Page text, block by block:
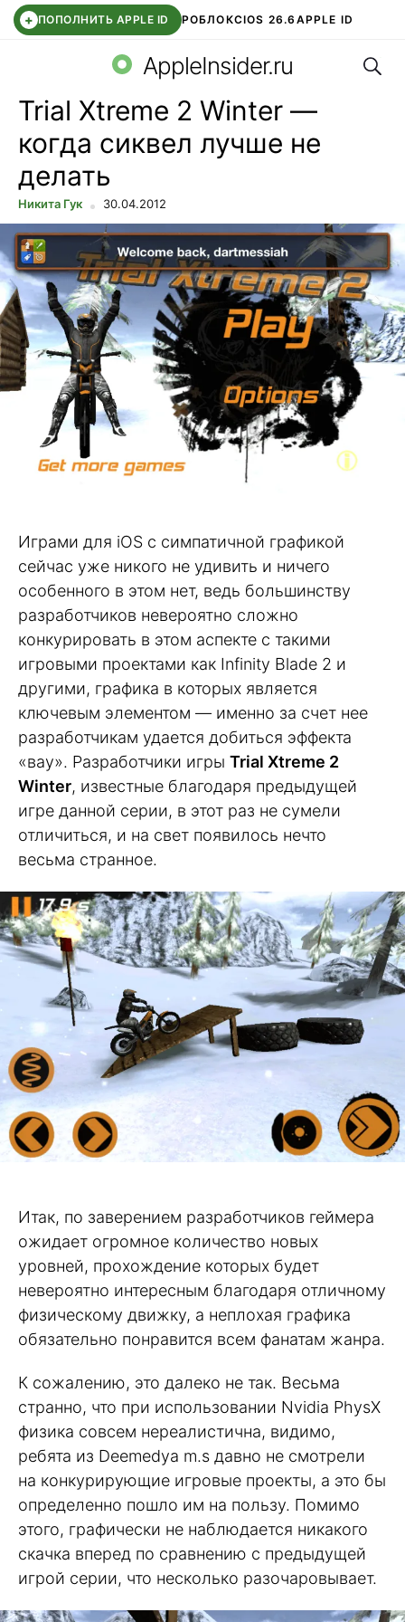
+ ПОПОЛНИТЬ APPLE ID РОБЛОКСIOS 26.6 APPLE ID
WHATSAPP DDE STOREAPP STOREOZON БАНК
AppleInsider.ru
Trial Xtreme 2 Winter —
когда сиквел лучше не
делать
Никита Гук 30.04.2012
Играми для iOS с симпатичной графикой
сейчас уже никого не удивить и ничего
особенного в этом нет, ведь большинству
разработчиков невероятно сложно
конкурировать в этом аспекте с такими
игровыми проектами как Infinity Blade 2 и
другими, графика в которых является
ключевым элементом — именно за счет нее
разработчикам удается добиться эффекта
«вау». Разработчики игры Trial Xtreme 2
Winter, известные благодаря предыдущей
игре данной серии, в этот раз не сумели
отличиться, и на свет появилось нечто
весьма странное.
Итак, по заверением разработчиков геймера
ожидает огромное количество новых
уровней, прохождение которых будет
невероятно интересным благодаря отличному
физическому движку, а неплохая графика
обязательно понравится всем фанатам жанра.
К сожалению, это далеко не так. Весьма
странно, что при использовании Nvidia PhysX
физика совсем нереалистична, видимо,
ребята из Deemedya m.s давно не смотрели
на конкурирующие игровые проекты, а это бы
определенно пошло им на пользу. Помимо
этого, графически не наблюдается никакого
скачка вперед по сравнению с предыдущей
игрой серии, что несколько разочаровывает.